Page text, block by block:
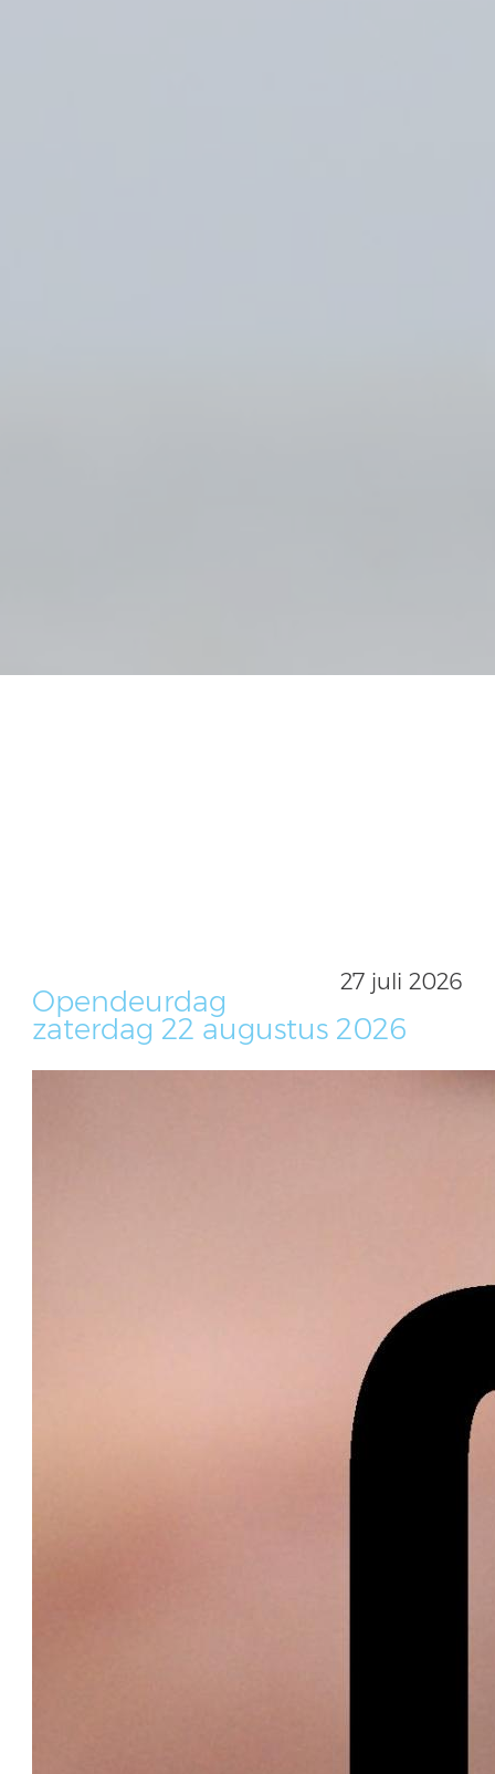
27 juli 2026
Opendeurdag
zaterdag 22 augustus 2026